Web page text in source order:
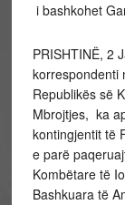
i bashkohet
PRISHTINË, 2
korrespondenti
Republikës së
Mbrojtjes, ka
kontingjentit të
e parë
Kombëtare të
Bashkuara të